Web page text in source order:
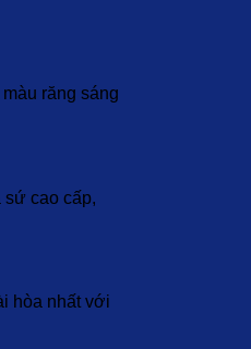
răng sáng
sứ cao cấp,
hòa nhất với